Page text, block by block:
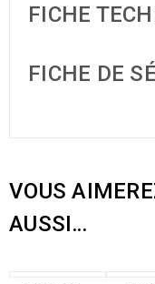
FICHE
FICHE DE
VOUS
AUSSI…